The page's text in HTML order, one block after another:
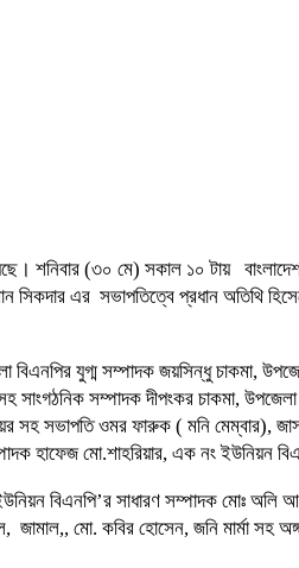
শনিবার (৩০ মে) সকাল ১০ টায়
এর সভাপতিত্বে প্রধান অতিথি
যুগ্ম সম্পাদক জয়সিন্ধু চাকমা,
সাংগঠনিক সম্পাদক দীপংকর চাকমা,
সহ সভাপতি ওমর ফারুক ( মনি মেম্বার),
হাফেজ মো.শাহরিয়ার, এক নং ইউনিয়ন
বিএনপি’র সাধারণ সম্পাদক মোঃ অলি
মো. কবির হোসেন, জনি মার্মা সহ অঙ্গ